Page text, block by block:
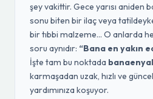
şey vakittir. Gece yarısı aniden
sonu biten bir ilaç veya
bir tıbbi malzeme... O anlarda
soru aynıdır: “Bana en yakın
İşte tam bu noktada
karmaşadan uzak, hızlı ve
yardımınıza koşuyor.